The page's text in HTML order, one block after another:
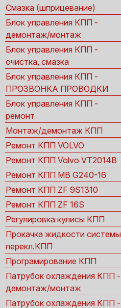
Смазка (шприцевание)
Блок управления КПП -
демонтаж/монтаж
Блок управления КПП -
очистка, смазка
Блок управления КПП -
ПРОЗВОНКА ПРОВОДКИ
Блок управления КПП -
ремонт
Монтаж/демонтаж КПП
Ремонт КПП VOLVO
Ремонт КПП Volvo VT2014B
Ремонт КПП MB G240-16
Ремонт КПП ZF 9S1310
Ремонт КПП ZF 16S
Регулировка кулисы КПП
Прокачка жидкости системы
перекл.КПП
Програмирование КПП
Патрубок охлаждения КПП -
демонтаж/монтаж
Патрубок охлаждения КПП -